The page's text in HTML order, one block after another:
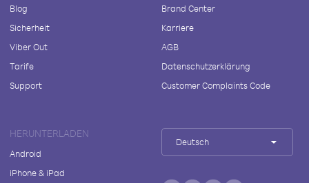
Blog
Sicherheit
Viber Out
Tarife
Support
Brand Center
Karriere
AGB
Datenschutzerklärung
Customer Complaints Code
HERUNTERLADEN
Android
iPhone & iPad
Deutsch